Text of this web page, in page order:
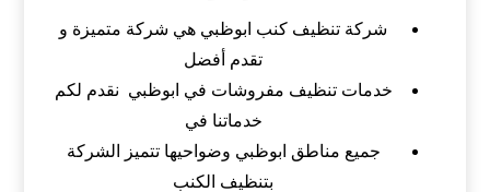
شركة تنظيف كنب ابوظبي هي شركة متميزة و
تقدم أفضل
خدمات تنظيف مفروشات في ابوظبي نقدم لكم
خدماتنا في
جميع مناطق ابوظبي وضواحيها تتميز الشركة
بتنظيف الكنب